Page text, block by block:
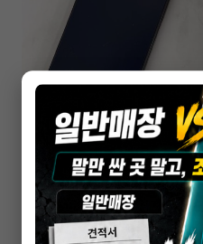
휴대폰성지
수원 핸드폰 성지, 수
기준은?
2026-05-18